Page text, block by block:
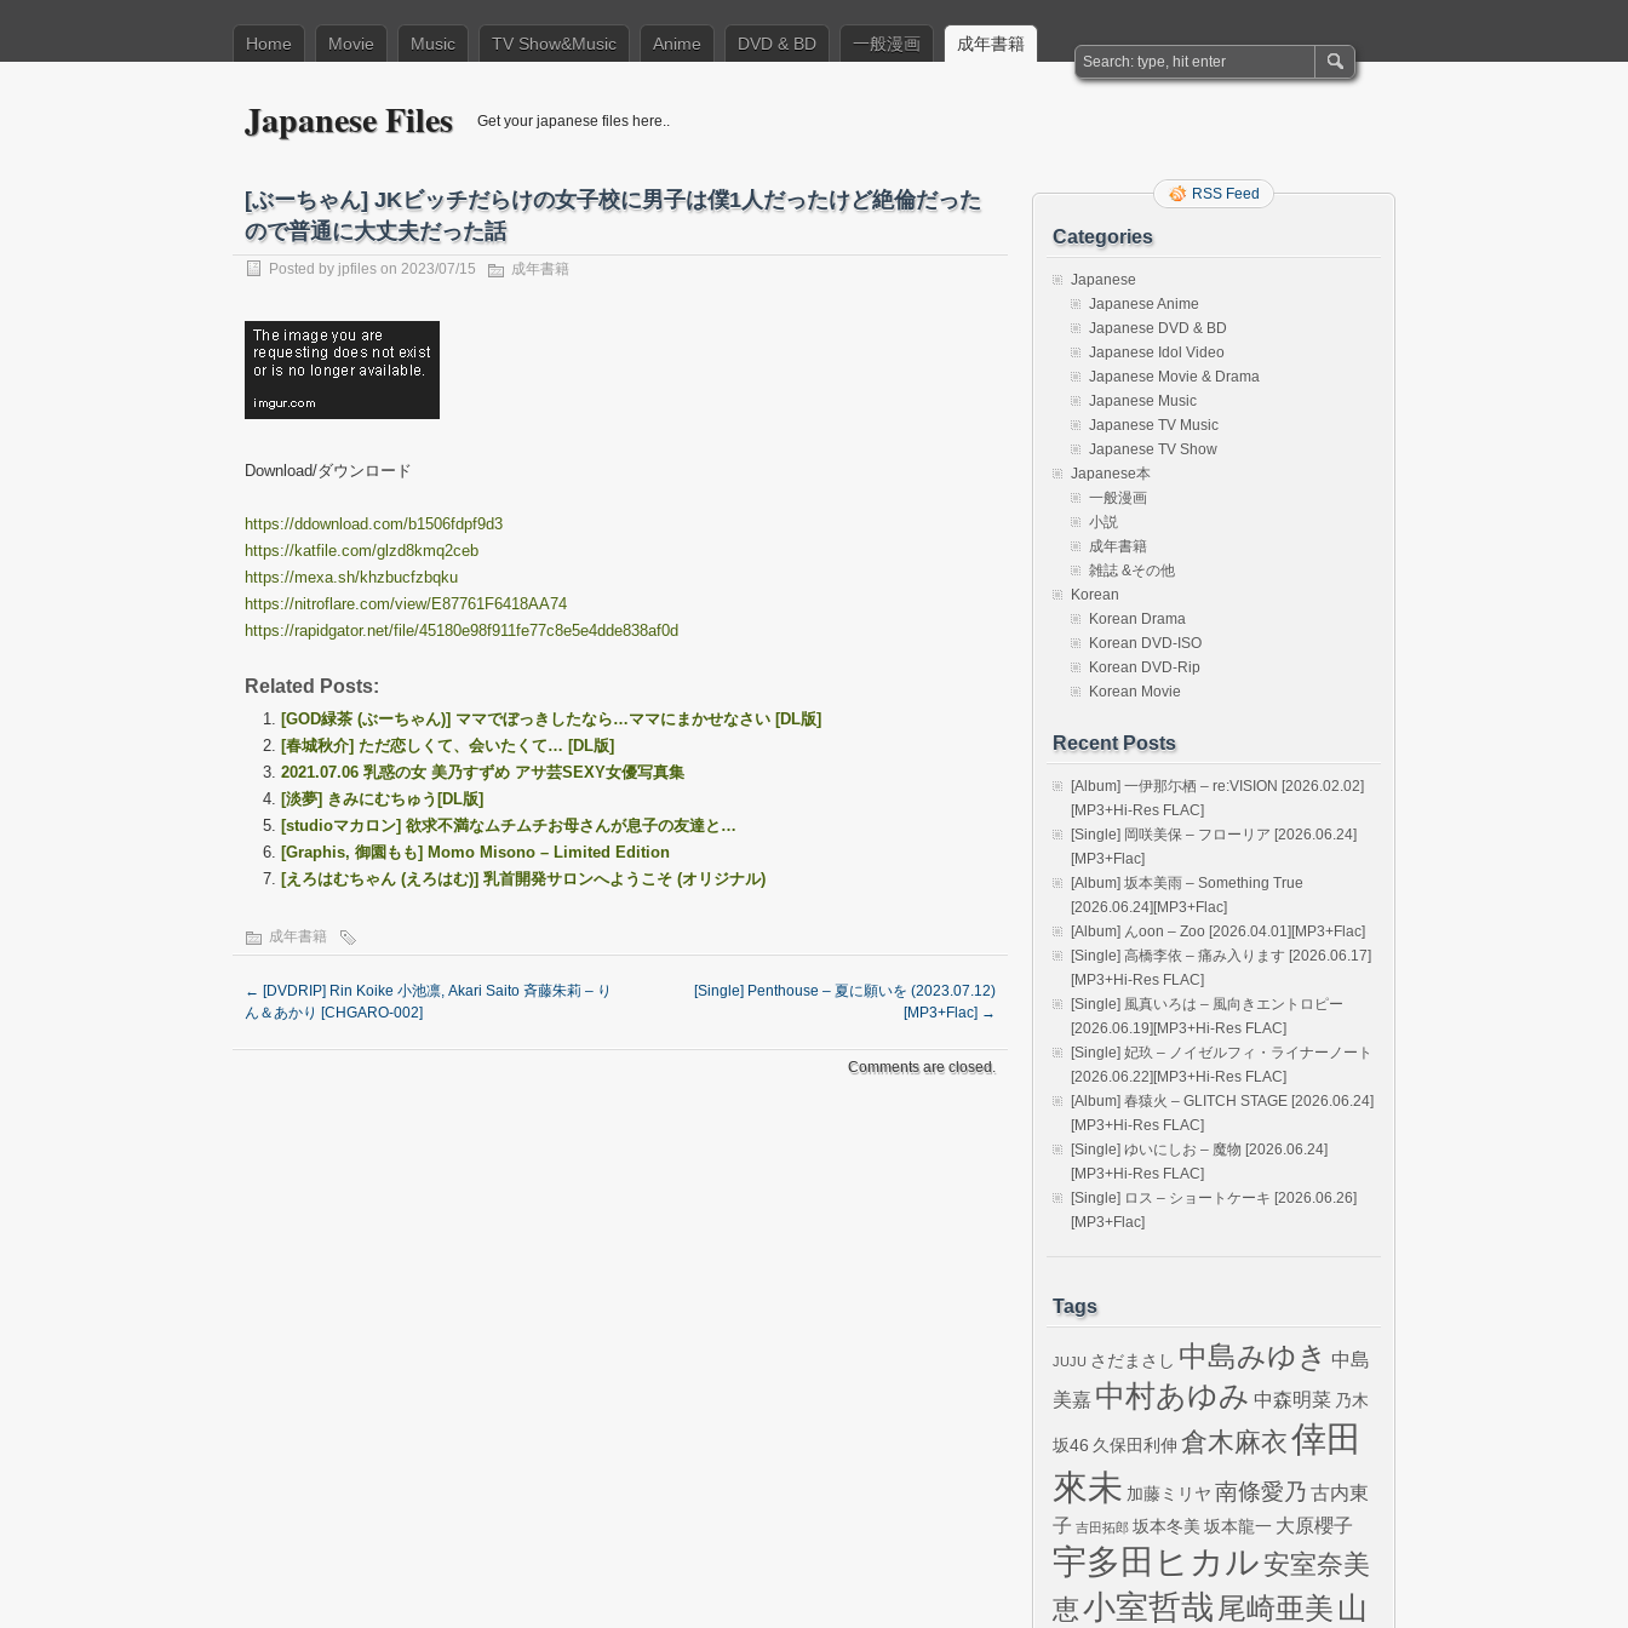
Home Movie Music TV Show&Music Anime DVD & BD 一般漫画 成年書籍
Japanese Files Get your japanese files here..
[ぶーちゃん] JKビッチだらけの女子校に男子は僕1人だったけど絶倫だった
ので普通に大丈夫だった話
Posted by jpfiles on 2023/07/15 成年書籍
Download/ダウンロード
https://ddownload.com/b1506fdpf9d3
https://katfile.com/glzd8kmq2ceb
https://mexa.sh/khzbucfzbqku
https://nitroflare.com/view/E87761F6418AA74
https://rapidgator.net/file/45180e98f911fe77c8e5e4dde838af0d
Related Posts:
[GOD緑茶 (ぶーちゃん)] ママでぼっきしたなら…ママにまかせなさい [DL版]
[春城秋介] ただ恋しくて、会いたくて… [DL版]
2021.07.06 乳惑の女 美乃すずめ アサ芸SEXY女優写真集
[淡夢] きみにむちゅう[DL版]
[studioマカロン] 欲求不満なムチムチお母さんが息子の友達と…
[Graphis, 御園もも] Momo Misono – Limited Edition
[えろはむちゃん (えろはむ)] 乳首開発サロンへようこそ (オリジナル)
成年書籍
← [DVDRIP] Rin Koike 小池凛, Akari Saito 斉藤朱莉 – り
ん＆あかり [CHGARO-002]
[Single] Penthouse – 夏に願いを (2023.07.12)
[MP3+Flac] →
Comments are closed.
RSS Feed
Categories
Japanese
Japanese Anime
Japanese DVD & BD
Japanese Idol Video
Japanese Movie & Drama
Japanese Music
Japanese TV Music
Japanese TV Show
Japanese本
一般漫画
小説
成年書籍
雑誌 &その他
Korean
Korean Drama
Korean DVD-ISO
Korean DVD-Rip
Korean Movie
Recent Posts
[Album] 一伊那尓栖 – re:VISION [2026.02.02]
[MP3+Hi-Res FLAC]
[Single] 岡咲美保 – フローリア [2026.06.24]
[MP3+Flac]
[Album] 坂本美雨 – Something True
[2026.06.24][MP3+Flac]
[Album] んoon – Zoo [2026.04.01][MP3+Flac]
[Single] 高橋李依 – 痛み入ります [2026.06.17]
[MP3+Hi-Res FLAC]
[Single] 風真いろは – 風向きエントロピー
[2026.06.19][MP3+Hi-Res FLAC]
[Single] 妃玖 – ノイゼルフィ・ライナーノート
[2026.06.22][MP3+Hi-Res FLAC]
[Album] 春猿火 – GLITCH STAGE [2026.06.24]
[MP3+Hi-Res FLAC]
[Single] ゆいにしお – 魔物 [2026.06.24]
[MP3+Hi-Res FLAC]
[Single] ロス – ショートケーキ [2026.06.26]
[MP3+Flac]
Tags
JUJU さだまさし 中島みゆき 中島
美嘉 中村あゆみ 中森明菜 乃木
坂46 久保田利伸 倉木麻衣倖田
來未 加藤ミリヤ 南條愛乃 古内東
子 吉田拓郎 坂本冬美 坂本龍一 大原櫻子
宇多田ヒカル安室奈美
恵小室哲哉 尾崎亜美 山